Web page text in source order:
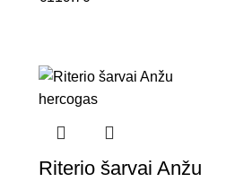
Riterio šarvai Anžu